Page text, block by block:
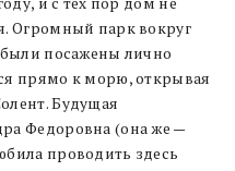
Огромный парк вокруг
посажены лично
прямо к морю, открывая
Будущая
Федоровна (она же —
проводить здесь